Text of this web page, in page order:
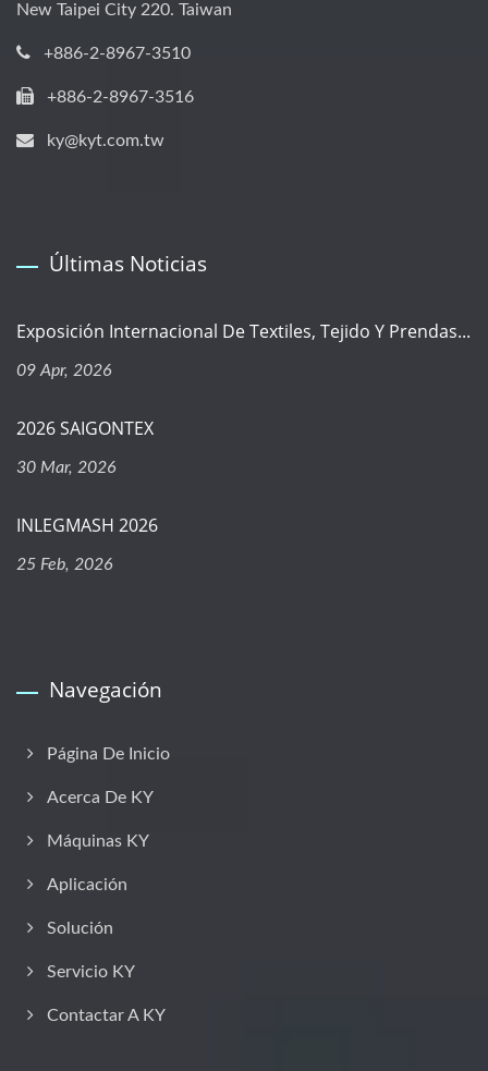
New Taipei City 220. Taiwan
+886-2-8967-3510
+886-2-8967-3516
ky@kyt.com.tw
Últimas Noticias
Exposición Internacional De Textiles, Tejido Y Prendas...
09 Apr, 2026
2026 SAIGONTEX
30 Mar, 2026
INLEGMASH 2026
25 Feb, 2026
Navegación
Página De Inicio
Acerca De KY
Máquinas KY
Aplicación
Solución
Servicio KY
Contactar A KY